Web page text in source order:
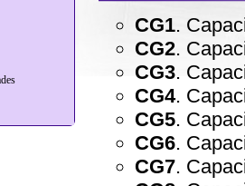
CG1.
CG2.
CG3.
CG4.
CG5.
CG6.
CG7.